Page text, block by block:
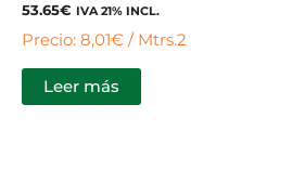
53.65€ IVA 21% INCL.
Precio: 8,01€ / Mtrs.2
Leer más